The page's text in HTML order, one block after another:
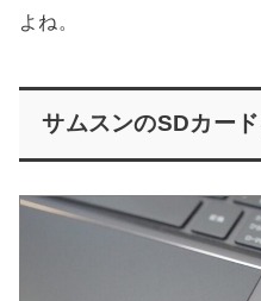
よね。
サムスンのSDカー